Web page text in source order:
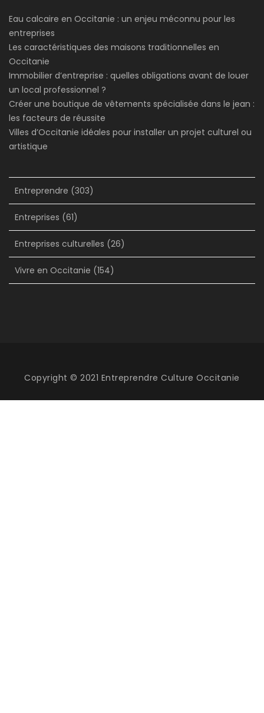
Eau calcaire en Occitanie : un enjeu méconnu pour les
entreprises
Les caractéristiques des maisons traditionnelles en
Occitanie
Immobilier d’entreprise : quelles obligations avant de louer
un local professionnel ?
Créer une boutique de vêtements spécialisée dans le jean :
les facteurs de réussite
Villes d’Occitanie idéales pour installer un projet culturel ou
artistique
Entreprendre (303)
Entreprises (61)
Entreprises culturelles (26)
Vivre en Occitanie (154)
Copyright © 2021 Entreprendre Culture Occitanie